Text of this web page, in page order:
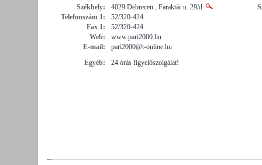
Székhely:
4029 Debrecen , Faraktár u. 29/d.
Telefonszám 1:
52/320-424
Fax 1:
52/320-424
Web:
www.pari2000.hu
E-mail:
pari2000@t-online.hu
Egyéb:
24 órás figyelőszolgálat!